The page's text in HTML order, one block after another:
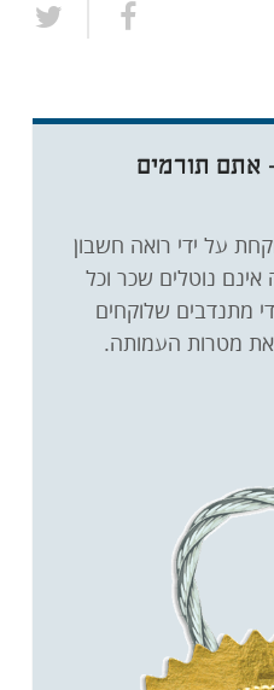
אתם תורמים
על ידי רואה חשבון
אינם נוטלים שכר וכל
מתנדבים שלוקחים
מטרות העמותה.